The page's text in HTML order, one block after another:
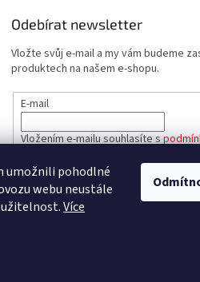
umožnili pohodlné
webu neustále
Více
Odebírat newsletter
Vložte svůj e-mail a my vám budeme
produktech na našem e-shopu.
E-mail
Vložením e-mailu souhlasíte s
PŘIHLÁSIT SE